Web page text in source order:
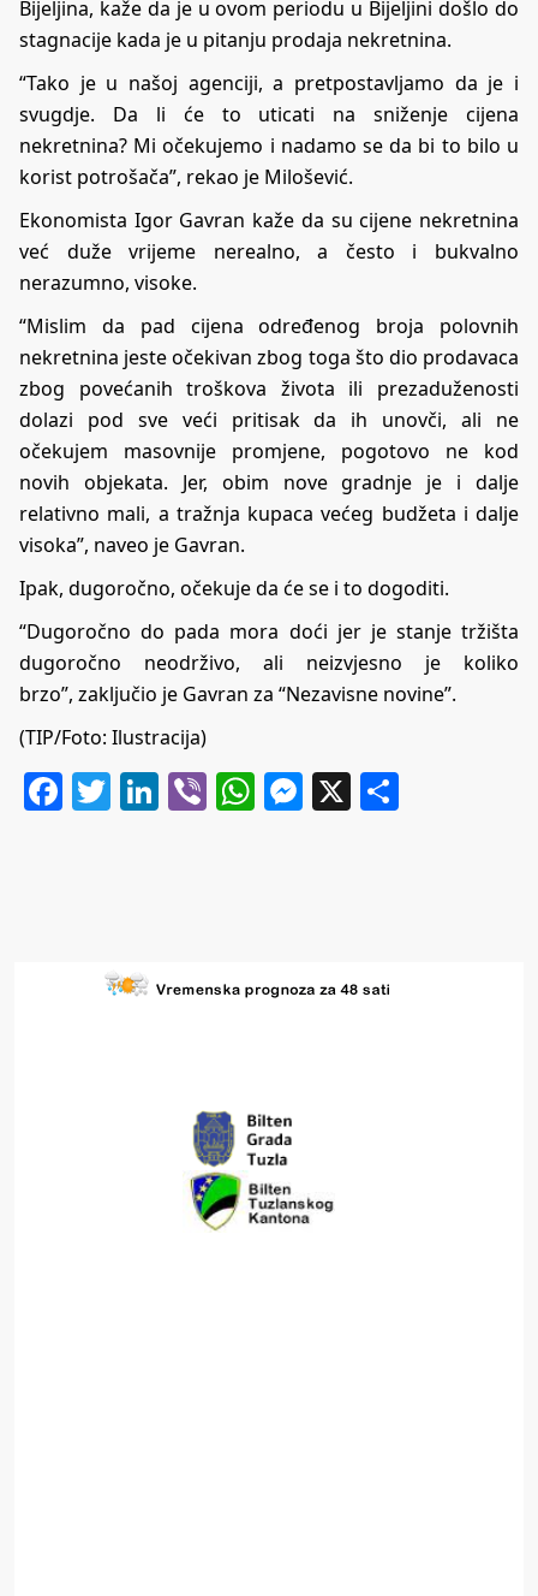
Bijeljina, kaže da je u ovom periodu u Bijeljini došlo do
stagnacije kada je u pitanju prodaja nekretnina.
“Tako je u našoj agenciji, a pretpostavljamo da je i
svugdje. Da li će to uticati na sniženje cijena
nekretnina? Mi očekujemo i nadamo se da bi to bilo u
korist potrošača”, rekao je Milošević.
Ekonomista Igor Gavran kaže da su cijene nekretnina
već duže vrijeme nerealno, a često i bukvalno
nerazumno, visoke.
“Mislim da pad cijena određenog broja polovnih
nekretnina jeste očekivan zbog toga što dio prodavaca
zbog povećanih troškova života ili prezaduženosti
dolazi pod sve veći pritisak da ih unovči, ali ne
očekujem masovnije promjene, pogotovo ne kod
novih objekata. Jer, obim nove gradnje je i dalje
relativno mali, a tražnja kupaca većeg budžeta i dalje
visoka”, naveo je Gavran.
Ipak, dugoročno, očekuje da će se i to dogoditi.
“Dugoročno do pada mora doći jer je stanje tržišta
dugoročno neodrživo, ali neizvjesno je koliko
brzo”, zaključio je Gavran za “Nezavisne novine”.
(TIP/Foto: Ilustracija)
Facebook
Twitter
LinkedIn
ViberWhatsApp
Messenger
X